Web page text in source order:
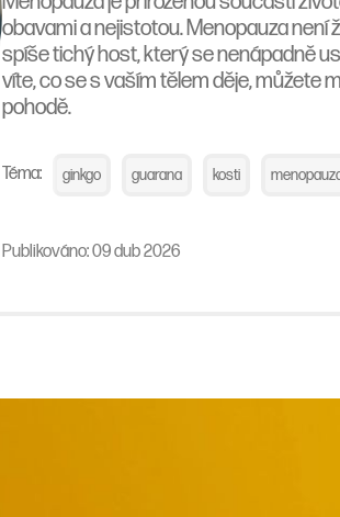
obavami a nejistotou. Menopauza
spíše tichý host, který se nenápadně
víte, co se s vaším tělem děje, můžete
pohodě.
Téma: ginkgo guarana kosti
Publikováno: 09 dub 2026